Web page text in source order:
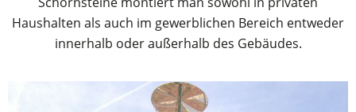
Haushalten als auch im gewerblichen Bereich entweder
innerhalb oder außerhalb des Gebäudes.